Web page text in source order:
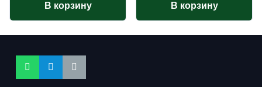
В корзину В корзину